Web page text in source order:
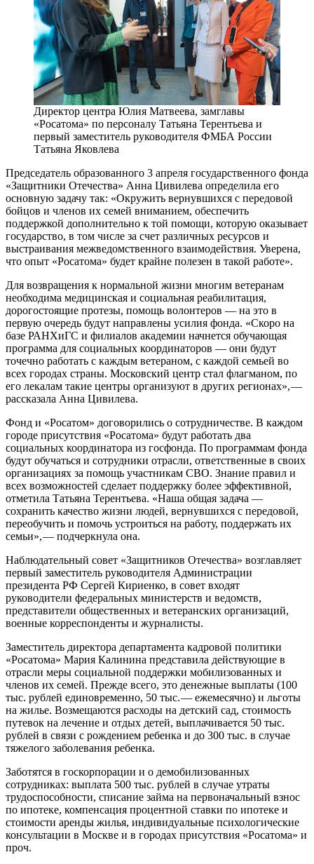
Директор центра Юлия Матвеева, замглавы
«Росатома» по персоналу Татьяна Терентьева и
первый заместитель руководителя ФМБА России
Татьяна Яковлева
Председатель образованного 3 апреля государственного фонда
«Защитники Отечества» Анна Цивилева определила его
основную задачу так: «Окружить вернувшихся с передовой
бойцов и членов их семей вниманием, обеспечить
поддержкой дополнительно к той помощи, которую оказывает
государство, в том числе за счет различных ресурсов и
выстраивания межведомственного взаимодействия. Уверена,
что опыт «Росатома» будет крайне полезен в такой работе».
Для возвращения к нормальной жизни многим ветеранам
необходима медицинская и социальная реабилитация,
дорогостоящие протезы, помощь волонтеров — ​на это в
первую очередь будут направлены усилия фонда. «Скоро на
базе РАНХиГС и филиалов академии начнется обучающая
программа для социальных координаторов — ​они будут
точечно работать с каждым ветераном, с каждой семьей во
всех городах страны. Московский центр стал флагманом, по
его лекалам такие центры организуют в других регионах», — ​
рассказала Анна Цивилева.
Фонд и «Росатом» договорились о сотрудничестве. В каждом
городе присутствия «Росатома» будут работать два
социальных координатора из госфонда. По программам фонда
будут обучаться и сотрудники отрасли, ответственные в своих
организациях за помощь участникам СВО. Знание правил и
всех возможностей сделает поддержку более эффективной,
отметила Татьяна Терентьева. «Наша общая задача — ​
сохранить качество жизни людей, вернувшихся с передовой,
переобучить и помочь устроиться на работу, поддержать их
семьи», — ​подчеркнула она.
Наблюдательный совет «Защитников Отечества» возглавляет
первый заместитель руководителя Администрации
президента РФ Сергей Кириенко, в совет входят
руководители федеральных министерств и ведомств,
представители общественных и ветеранских организаций,
военные корреспонденты и журналисты.
Заместитель директора департамента кадровой политики
«Росатома» Мария Калинина представила действующие в
отрасли меры социальной поддержки мобилизованных и
членов их семей. Прежде всего, это денежные выплаты (100
тыс. рублей единовременно, 50 тыс. — ​ежемесячно) и льготы
на жилье. Возмещаются расходы на детский сад, стоимость
путевок на лечение и отдых детей, выплачивается 50 тыс.
рублей в связи с рождением ребенка и до 300 тыс. в случае
тяжелого заболевания ребенка.
Заботятся в госкорпорации и о демобилизованных
сотрудниках: выплата 500 тыс. рублей в случае утраты
трудоспособности, списание займа на первоначальный взнос
по ипотеке, компенсация процентной ставки по ипотеке и
стоимости аренды жилья, индивидуальные психологические
консультации в Москве и в городах присутствия «Росатома» и
проч.